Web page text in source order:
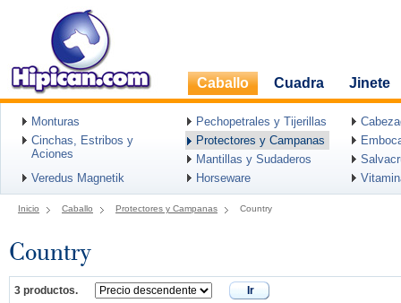
Caballo Cuadra Jinete
Monturas Pechopetrales y Tijerillas
Cinchas, Estribos y
Aciones
Protectores y Campanas
Mantillas y Sudaderos
Veredus Magnetik
Horseware
Inicio Caballo Protectores y Campanas Country
Country
3 productos. Ir